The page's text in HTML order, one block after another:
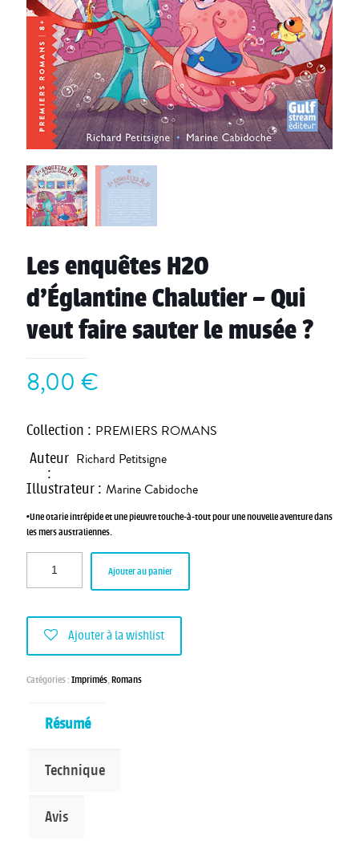
Les enquêtes H2O
d’Églantine Chalutier – Qui
veut faire sauter le musée ?
8,00 €
Collection : PREMIERS ROMANS
Auteur
:
Richard Petitsigne
Illustrateur : Marine Cabidoche
•Une otarie intrépide et une pieuvre touche-à-tout pour une nouvelle aventure dans
les mers australiennes.
Ajouter au panier
Ajouter à la wishlist
Catégories :Imprimés,Romans
Résumé
Technique
Avis